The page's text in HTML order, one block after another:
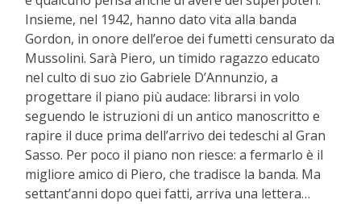
Insieme, nel 1942, hanno dato vita alla banda
Gordon, in onore dell’eroe dei fumetti censurato da
Mussolini. Sarà Piero, un timido ragazzo educato
nel culto di suo zio Gabriele D’Annunzio, a
progettare il piano più audace: librarsi in volo
seguendo le istruzioni di un antico manoscritto e
rapire il duce prima dell’arrivo dei tedeschi al Gran
Sasso. Per poco il piano non riesce: a fermarlo è il
migliore amico di Piero, che tradisce la banda. Ma
settant’anni dopo quei fatti, arriva una lettera…